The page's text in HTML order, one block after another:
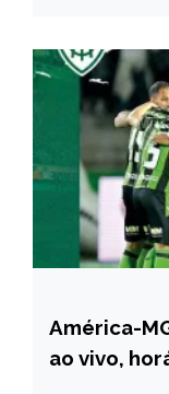
ESPORTES
América-
ao vivo,